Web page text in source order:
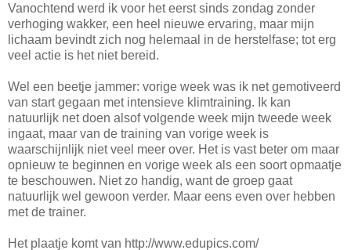
Vanochtend werd ik voor het eerst sinds zondag zonder
verhoging wakker, een heel nieuwe ervaring, maar mijn
lichaam bevindt zich nog helemaal in de herstelfase; tot erg
veel actie is het niet bereid.
Wel een beetje jammer: vorige week was ik net gemotiveerd
van start gegaan met intensieve klimtraining. Ik kan
natuurlijk net doen alsof volgende week mijn tweede week
ingaat, maar van de training van vorige week is
waarschijnlijk niet veel meer over. Het is vast beter om maar
opnieuw te beginnen en vorige week als een soort opmaatje
te beschouwen. Niet zo handig, want de groep gaat
natuurlijk wel gewoon verder. Maar eens even over hebben
met de trainer.
Het plaatje komt van http://www.edupics.com/